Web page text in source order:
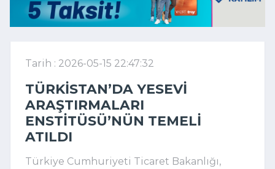
Tarih : 2026-05-15 22:47:32
TÜRKISTAN’DA YESEVI
ARAŞTIRMALARI
ENSTITÜSÜ’NÜN TEMELI
ATILDI
Türkiye Cumhuriyeti Ticaret Bakanlığı,